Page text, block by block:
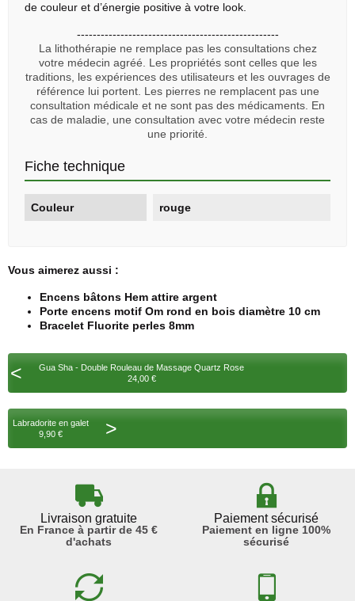
de couleur et d’énergie positive à votre look.
---------------------------------------------------
La lithothérapie ne remplace pas les consultations chez
votre médecin agréé. Les propriétés sont celles que les
traditions, les expériences des utilisateurs et les ouvrages de
référence lui portent. Les pierres ne remplacent pas une
consultation médicale et ne sont pas des médicaments. En
cas de maladie, une consultation avec votre médecin reste
une priorité.
Fiche technique
Couleur rouge
Vous aimerez aussi :
Encens bâtons Hem attire argent
Porte encens motif Om rond en bois diamètre 10 cm
Bracelet Fluorite perles 8mm
<
Gua Sha - Double Rouleau de Massage Quartz Rose
24,00 €
Labradorite en galet
9,90 €
>
Livraison gratuite
En France à partir de 45 €
d'achats
Paiement sécurisé
Paiement en ligne 100%
sécurisé